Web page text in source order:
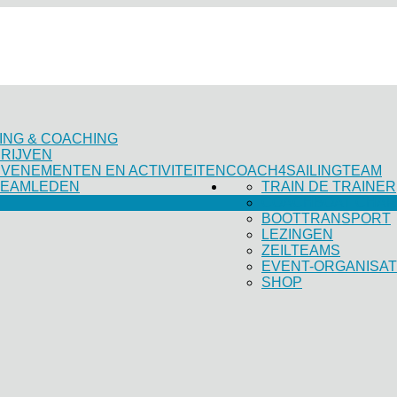
& COACHING
COACH4SAILINGTEAM
EN ACTIVITEITEN
TRAIN DE TRAINER
COACHBOAT
BOOTTRANSPORT
LEZINGEN
ZEILTEAMS
EVENT-
SHOP